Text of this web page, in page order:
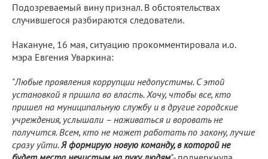
Подозреваемый вину признал. В обстоятельствах
случившегося разбираются следователи.
Накануне, 16 мая, ситуацию прокомментировала и.о.
мэра Евгения Уваркина:
"Любые проявления коррупции недопустимы. С этой
установкой я пришла во власть. Хочу, чтобы все, кто
пришел на муниципальную службу и в другие городские
учреждения, услышали – наживаться и воровать не
получится. Всем, кто не может работать по закону, лучше
сразу уйти.Я формирую новую команду, в которой не